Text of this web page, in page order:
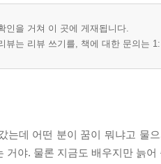
인을 거쳐 이 곳에 게재됩니다.
뷰는 리뷰 쓰기를, 책에 대한 문의는
는데 어떤 분이 꿈이 뭐냐고 물
거야. 물론 지금도 배우지만 늙